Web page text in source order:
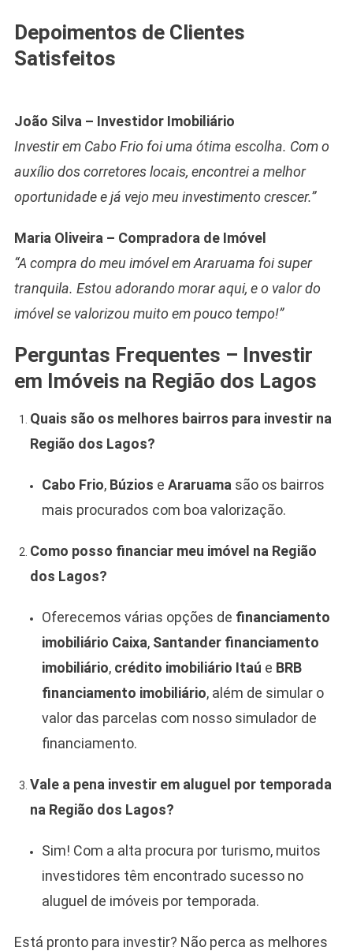
Depoimentos de Clientes
Satisfeitos
João Silva – Investidor Imobiliário
Investir em Cabo Frio foi uma ótima escolha. Com o
auxílio dos corretores locais, encontrei a melhor
oportunidade e já vejo meu investimento crescer.”
Maria Oliveira – Compradora de Imóvel
“A compra do meu imóvel em Araruama foi super
tranquila. Estou adorando morar aqui, e o valor do
imóvel se valorizou muito em pouco tempo!”
Perguntas Frequentes – Investir
em Imóveis na Região dos Lagos
Quais são os melhores bairros para investir na
Região dos Lagos?
Cabo Frio, Búzios e Araruama são os bairros
mais procurados com boa valorização.
Como posso financiar meu imóvel na Região
dos Lagos?
Oferecemos várias opções de financiamento
imobiliário Caixa, Santander financiamento
imobiliário, crédito imobiliário Itaú e BRB
financiamento imobiliário, além de simular o
valor das parcelas com nosso simulador de
financiamento.
Vale a pena investir em aluguel por temporada
na Região dos Lagos?
Sim! Com a alta procura por turismo, muitos
investidores têm encontrado sucesso no
aluguel de imóveis por temporada.
Está pronto para investir? Não perca as melhores